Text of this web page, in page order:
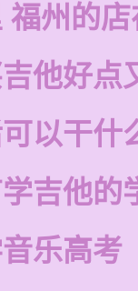
福州的
他好点
以干什
吉他的
乐高考